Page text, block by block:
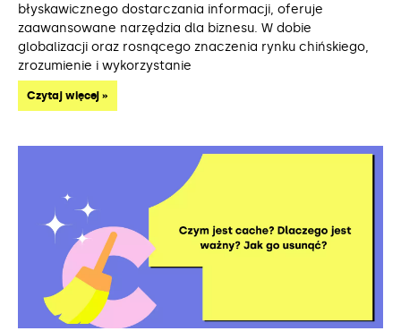
błyskawicznego dostarczania informacji, oferuje
zaawansowane narzędzia dla biznesu. W dobie
globalizacji oraz rosnącego znaczenia rynku chińskiego,
zrozumienie i wykorzystanie
Czytaj więcej »